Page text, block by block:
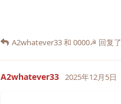
A2whatever33和 0000☭ 回复
A2whatever33 2025年12月5日